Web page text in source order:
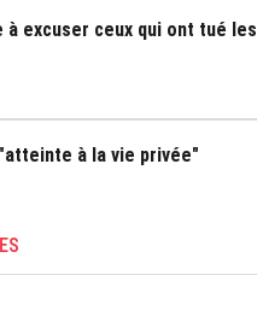
à excuser ceux qui ont tué les
à la vie privée"